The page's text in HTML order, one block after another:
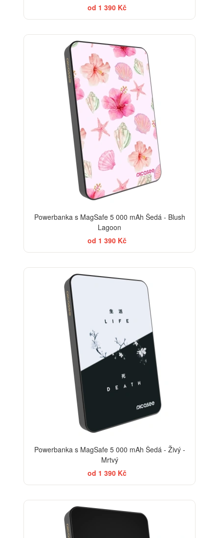
od 1 390 Kč
Powerbanka s MagSafe 5 000 mAh Šedá - Blush
Lagoon
od 1 390 Kč
Powerbanka s MagSafe 5 000 mAh Šedá - Živý -
Mrtvý
od 1 390 Kč